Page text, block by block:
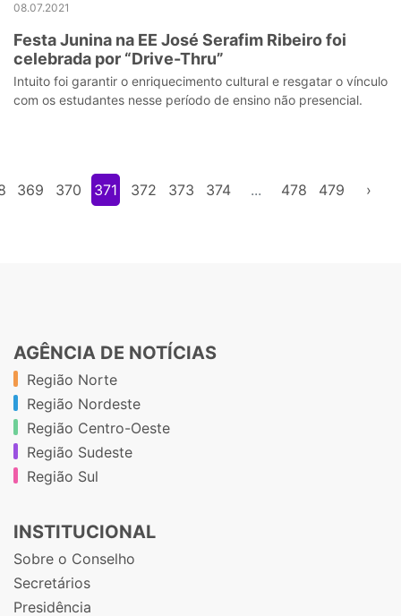
08.07.2021
Festa Junina na EE José Serafim Ribeiro foi
celebrada por “Drive-Thru”
Intuito foi garantir o enriquecimento cultural e resgatar o vínculo
com os estudantes nesse período de ensino não presencial.
369 370 371 372 373 374 ... 478 479 ›
AGÊNCIA DE NOTÍCIAS
Região Norte
Região Nordeste
Região Centro-Oeste
Região Sudeste
Região Sul
INSTITUCIONAL
Sobre o Conselho
Secretários
Presidência